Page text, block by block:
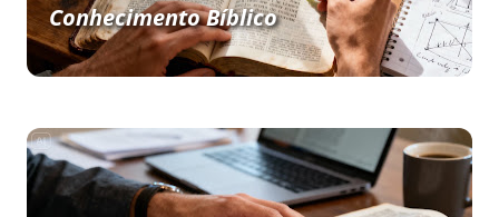
Conhecimento Bíblico